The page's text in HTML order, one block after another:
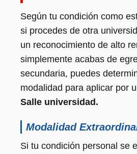
Según tu condición como
si procedes de otra
un reconocimiento de alto
simplemente acabas de
secundaria, puedes
modalidad para aplicar por
Salle universidad.
Modalidad
Si tu condición personal se